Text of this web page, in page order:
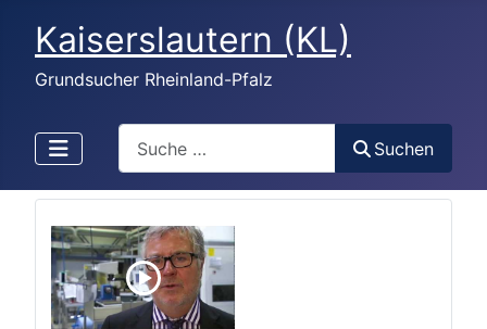
Kaiserslautern (KL)
Grundsucher Rheinland-Pfalz
Suchen